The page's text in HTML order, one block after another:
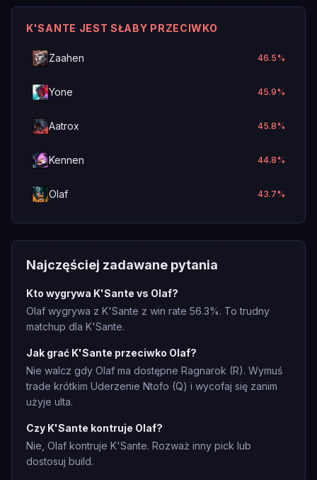
K'SANTE JEST SŁABY PRZECIWKO
Zaahen 46.5%
Yone 45.9%
Aatrox 45.8%
Kennen 44.8%
Olaf 43.7%
Najczęściej zadawane pytania
Kto wygrywa K'Sante vs Olaf?
Olaf wygrywa z K'Sante z win rate 56.3%. To trudny
matchup dla K'Sante.
Jak grać K'Sante przeciwko Olaf?
Nie walcz gdy Olaf ma dostępne Ragnarok (R). Wymuś
trade krótkim Uderzenie Ntofo (Q) i wycofaj się zanim
użyje ulta.
Czy K'Sante kontruje Olaf?
Nie, Olaf kontruje K'Sante. Rozważ inny pick lub
dostosuj build.